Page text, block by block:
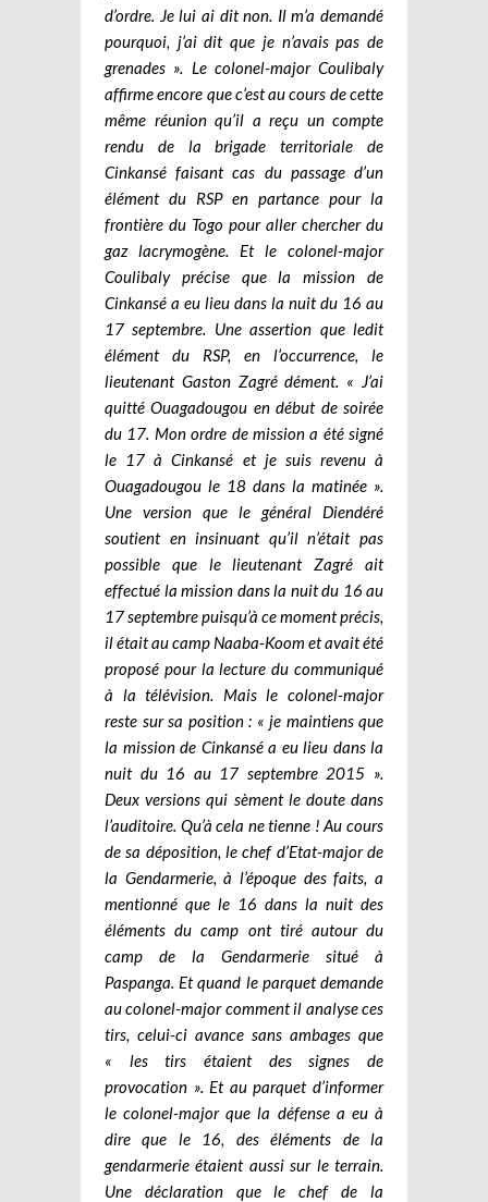
d’ordre. Je lui ai dit non. Il m’a demandé
pourquoi, j’ai dit que je n’avais pas de
grenades ». Le colonel-major Coulibaly
affirme encore que c’est au cours de cette
même réunion qu’il a reçu un compte
rendu de la brigade territoriale de
Cinkansé faisant cas du passage d’un
élément du RSP en partance pour la
frontière du Togo pour aller chercher du
gaz lacrymogène. Et le colonel-major
Coulibaly précise que la mission de
Cinkansé a eu lieu dans la nuit du 16 au
17 septembre. Une assertion que ledit
élément du RSP, en l’occurrence, le
lieutenant Gaston Zagré dément. « J’ai
quitté Ouagadougou en début de soirée
du 17. Mon ordre de mission a été signé
le 17 à Cinkansé et je suis revenu à
Ouagadougou le 18 dans la matinée ».
Une version que le général Diendéré
soutient en insinuant qu’il n’était pas
possible que le lieutenant Zagré ait
effectué la mission dans la nuit du 16 au
17 septembre puisqu’à ce moment précis,
il était au camp Naaba-Koom et avait été
proposé pour la lecture du communiqué
à la télévision. Mais le colonel-major
reste sur sa position : « je maintiens que
la mission de Cinkansé a eu lieu dans la
nuit du 16 au 17 septembre 2015 ».
Deux versions qui sèment le doute dans
l’auditoire. Qu’à cela ne tienne ! Au cours
de sa déposition, le chef d’Etat-major de
la Gendarmerie, à l’époque des faits, a
mentionné que le 16 dans la nuit des
éléments du camp ont tiré autour du
camp de la Gendarmerie situé à
Paspanga. Et quand le parquet demande
au colonel-major comment il analyse ces
tirs, celui-ci avance sans ambages que
« les tirs étaient des signes de
provocation ». Et au parquet d’informer
le colonel-major que la défense a eu à
dire que le 16, des éléments de la
gendarmerie étaient aussi sur le terrain.
Une déclaration que le chef de la